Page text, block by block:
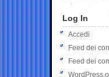
Log In
Accedi
Feed dei
Feed dei